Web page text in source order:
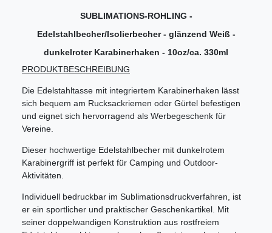
SUBLIMATIONS-ROHLING -
Edelstahlbecher/Isolierbecher - glänzend Weiß -
dunkelroter Karabinerhaken - 10oz/ca. 330ml
PRODUKTBESCHREIBUNG
Die Edelstahltasse mit integriertem Karabinerhaken lässt
sich bequem am Rucksackriemen oder Gürtel befestigen
und eignet sich hervorragend als Werbegeschenk für
Vereine.
Dieser hochwertige Edelstahlbecher mit dunkelrotem
Karabinergriff ist perfekt für Camping und Outdoor-
Aktivitäten.
Individuell bedruckbar im Sublimationsdruckverfahren, ist
er ein sportlicher und praktischer Geschenkartikel. Mit
seiner doppelwandigen Konstruktion aus rostfreiem